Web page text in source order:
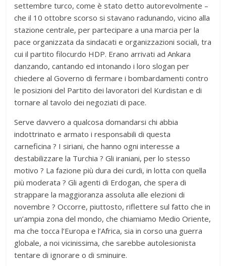
settembre turco, come è stato detto autorevolmente –
che il 10 ottobre scorso si stavano radunando, vicino alla
stazione centrale, per partecipare a una marcia per la
pace organizzata da sindacati e organizzazioni sociali, tra
cui il partito filocurdo HDP. Erano arrivati ad Ankara
danzando, cantando ed intonando i loro slogan per
chiedere al Governo di fermare i bombardamenti contro
le posizioni del Partito dei lavoratori del Kurdistan e di
tornare al tavolo dei negoziati di pace.
Serve davvero a qualcosa domandarsi chi abbia
indottrinato e armato i responsabili di questa
carneficina ? I siriani, che hanno ogni interesse a
destabilizzare la Turchia ? Gli iraniani, per lo stesso
motivo ? La fazione più dura dei curdi, in lotta con quella
più moderata ? Gli agenti di Erdogan, che spera di
strappare la maggioranza assoluta alle elezioni di
novembre ? Occorre, piuttosto, riflettere sul fatto che in
un’ampia zona del mondo, che chiamiamo Medio Oriente,
ma che tocca l’Europa e l’Africa, sia in corso una guerra
globale, a noi vicinissima, che sarebbe autolesionista
tentare di ignorare o di sminuire.